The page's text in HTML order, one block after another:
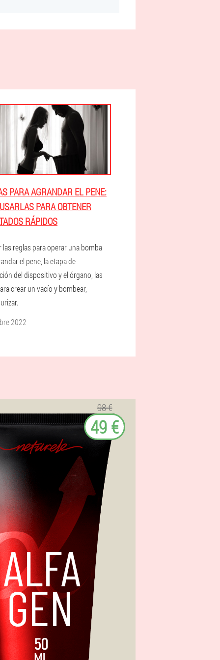
PARA AGRANDAR EL PENE:
PARA OBTENER
RÁPIDOS
las reglas para operar una bomba
el pene, la etapa de
del dispositivo y el órgano, las
crear un vacío y bombear,
2022
98 €
49 €